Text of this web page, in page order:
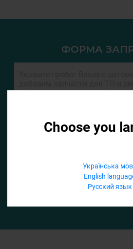
Choose you
Українська
English
Русский язык
ФОРМА
Если не заполнить по умолчанию